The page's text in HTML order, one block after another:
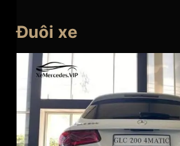
Đuôi xe